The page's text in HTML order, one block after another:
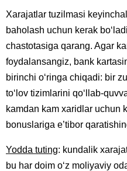
Xarajatlar tuzilmasi
baholash uchun kerak
chastotasiga qarang. Agar
foydalansangiz, bank
birinchi o‘ringa chiqadi: bir
to‘lov tizimlarini qo‘llab-
kamdan kam xaridlar uchun
bonuslariga e’tibor
Yodda tuting: kundalik
bu har doim o‘z moliyaviy